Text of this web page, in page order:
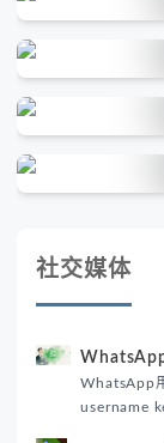
社交媒体
WhatsApp
username